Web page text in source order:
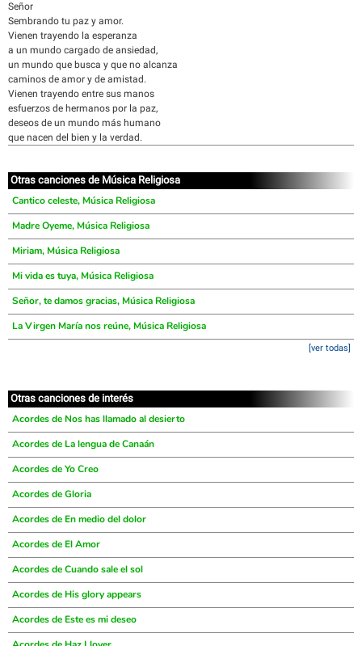
Señor
Sembrando tu paz y amor.
Vienen trayendo la esperanza
a un mundo cargado de ansiedad,
un mundo que busca y que no alcanza
caminos de amor y de amistad.
Vienen trayendo entre sus manos
esfuerzos de hermanos por la paz,
deseos de un mundo más humano
que nacen del bien y la verdad.
Otras canciones de Música Religiosa
Cantico celeste, Música Religiosa
Madre Oyeme, Música Religiosa
Miriam, Música Religiosa
Mi vida es tuya, Música Religiosa
Señor, te damos gracias, Música Religiosa
La Virgen María nos reúne, Música Religiosa
[ver todas]
Otras canciones de interés
Acordes de Nos has llamado al desierto
Acordes de La lengua de Canaán
Acordes de Yo Creo
Acordes de Gloria
Acordes de En medio del dolor
Acordes de El Amor
Acordes de Cuando sale el sol
Acordes de His glory appears
Acordes de Este es mi deseo